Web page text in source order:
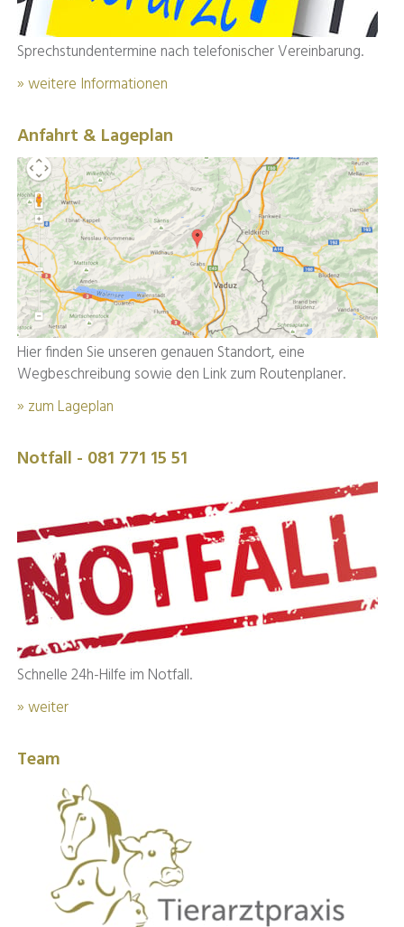
Sprechstundentermine nach telefonischer Vereinbarung.
» weitere Informationen
Anfahrt & Lageplan
Hier finden Sie unseren genauen Standort, eine
Wegbeschreibung sowie den Link zum Routenplaner.
» zum Lageplan
Notfall - 081 771 15 51
Schnelle 24h-Hilfe im Notfall.
» weiter
Team